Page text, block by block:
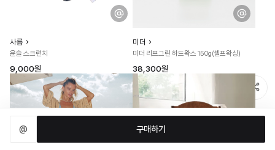
@ 구매하기
사름
윤슬 스크런치
9,000원
미더
미더 리프그린 하드왁스 150g(셀프왁싱)
38,300원